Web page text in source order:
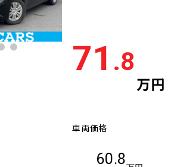
0120-733-500
大きい順
少な
71 .8
万円
車両価格
60.8